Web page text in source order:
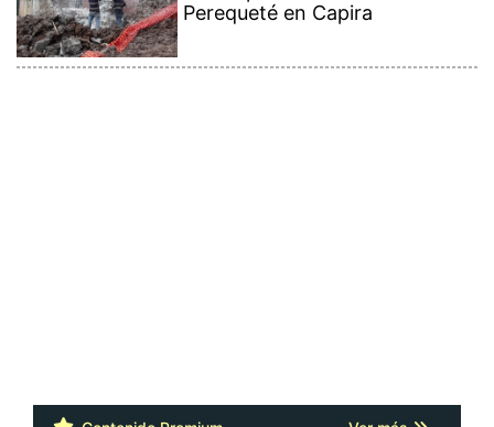
Perequeté en Capira